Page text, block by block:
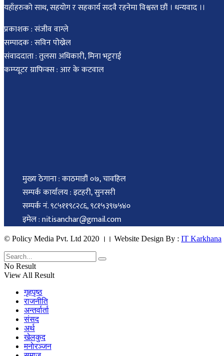
यहाँहरुको साथ, सहयोग र सहकार्य सदवै रहनेमा विश्वस्त छौं । धन्यवाद ।।
प्रकाशक : संजीव वाग्ले
सम्पादक : सविन पोख्रेल
संवाददाता : तुलसा अधिकारी, मिना भट्टराई
कम्प्यूटर ग्राफिक्स : आर के कटवाल
मुख्य ठेगाना : काठमाडौं ०७, चावहिल
सम्पर्क कार्यालय : इटहरी, सुनसरी
सम्पर्क नं. ९८५११९८२८६, ९८१५३९७५४०
इमेल : nitisanchar@gmail.com
© Policy Media Pvt. Ltd 2020 ।। Website Design By : IT Karkhana
No Result
View All Result
गृहपृष्ठ
राजनीति
अन्तर्वार्ता
संसद
अर्थ
खेलकुद
मनाेरञ्जन